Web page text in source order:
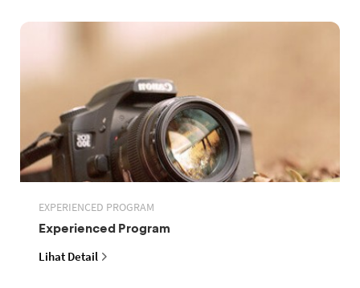
EXPERIENCED PROGRAM
Experienced Program
Lihat Detail